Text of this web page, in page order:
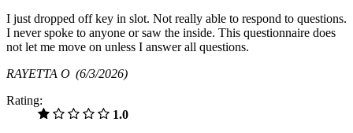
I just dropped off key in slot. Not really able to respond to questions.
I never spoke to anyone or saw the inside. This questionnaire does
not let me move on unless I answer all questions.
RAYETTA O (6/3/2026)
Rating:
1.0